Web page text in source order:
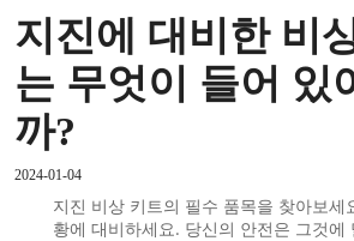
지진에 대비한 비
는 무엇이 들어 있
까?
2024-01-04
지진 비상 키트의 필수 품목을 찾아보세
황에 대비하세요. 당신의 안전은 그것에